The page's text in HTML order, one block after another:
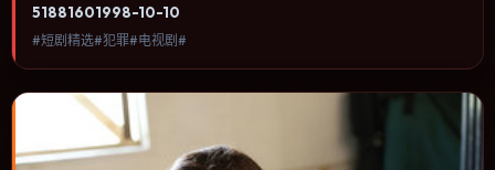
推进，节奏与视听语言统一，可作为休闲观影或类型片补片的选择。
51881601998-10-10
#短剧精选#犯罪#电视剧#